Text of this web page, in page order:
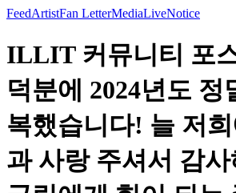
FeedArtistFan LetterMediaLiveNotice
ILLIT 커뮤니티 포
덕분에 2024년도 정
복했습니다! 늘 저
과 사랑 주셔서 감